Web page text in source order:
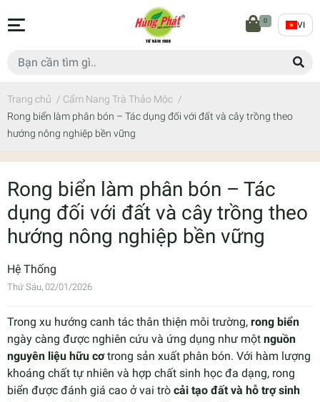
0 VI
Trang chủ / Cẩm Nang Trà Thảo Mộc /
Rong biển làm phân bón – Tác dụng đối với đất và cây trồng theo
hướng nông nghiệp bền vững
Rong biển làm phân bón – Tác
dụng đối với đất và cây trồng theo
hướng nông nghiệp bền vững
Hệ Thống
Thứ Sáu, 02/01/2026
Trong xu hướng canh tác thân thiện môi trường, rong biển
ngày càng được nghiên cứu và ứng dụng như một nguồn
nguyên liệu hữu cơtrong sản xuất phân bón. Với hàm lượng
khoáng chất tự nhiên và hợp chất sinh học đa dạng, rong
biển được đánh giá cao ở vai trò cải tạo đất và hỗ trợ sinh